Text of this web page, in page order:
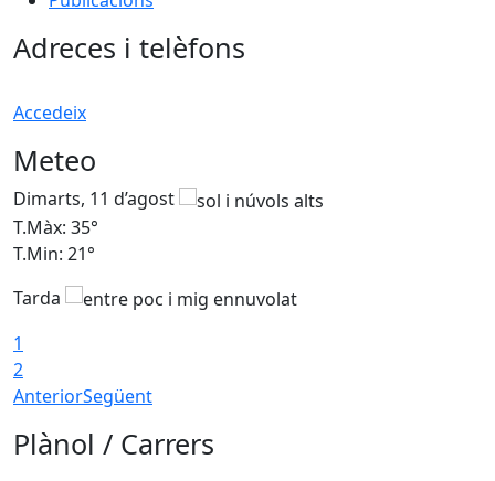
Adreces i telèfons
Accedeix
Meteo
Dimarts, 11 d’agost
T.Màx: 35°
T.Min: 21°
Tarda
1
2
AnteriorSegüent
Plànol / Carrers